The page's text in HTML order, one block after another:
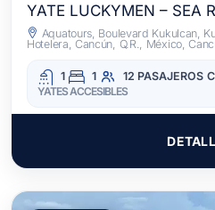
YATE LUCKYMEN – SEA
Aquatours, Boulevard Kukulcan,
Hotelera, Cancún, Q.R., México,
1 1 12 PASAJEROS
YATES ACCESIBLES